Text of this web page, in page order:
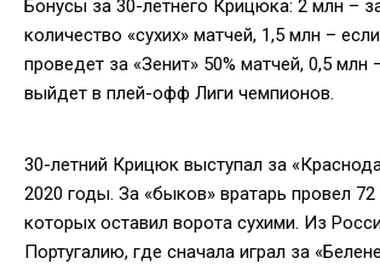
Бонусы за 30-летнего Крицюка: 2 млн –
количество «сухих» матчей, 1,5 млн –
проведет за «Зенит» 50% матчей, 0,5 млн
выйдет в плей-офф Лиги чемпионов.
30-летний Крицюк выступал за
2020 годы. За «быков» вратарь провел 72
которых оставил ворота сухими. Из
Португалию, где сначала играл за